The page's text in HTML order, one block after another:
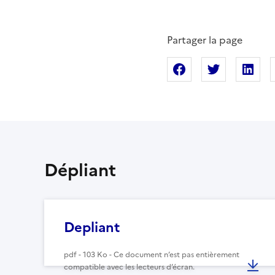
Partager la page
Partager surPartager
Dépliant
Depliant
pdf - 103 Ko - Ce document n’est pas entièrement
compatible avec les lecteurs d’écran.